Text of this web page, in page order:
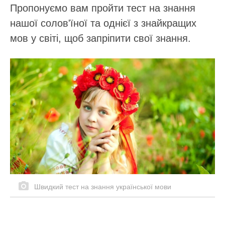
Пропонуємо вам пройти тест на знання
нашої солов'їної та однієї з знайкращих
мов у світі, щоб запріпити свої знання.
Швидкий тест на знання української мови